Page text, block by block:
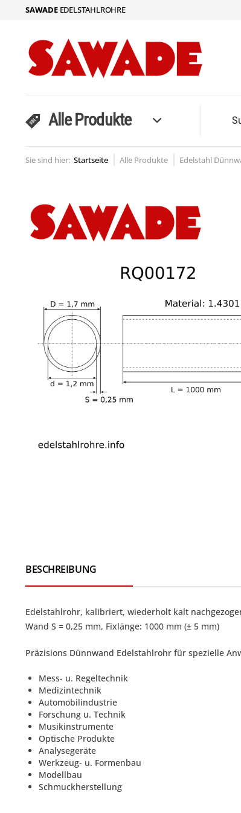
SAWADEEDELSTAHLROHRE
Alle Produkte
Sie sind hier: Startseite Alle Produkte Edelstahl
BESCHREIBUNG
Edelstahlrohr, kalibriert, wiederholt kalt
Wand S = 0,25 mm, Fixlänge: 1000 mm (± 5 mm)
Präzisions Dünnwand Edelstahlrohr für spezielle
Mess- u. Regeltechnik
Medizintechnik
Automobilindustrie
Forschung u. Technik
Musikinstrumente
Optische Produkte
Analysegeräte
Werkzeug- u. Formenbau
Modellbau
Schmuckherstellung